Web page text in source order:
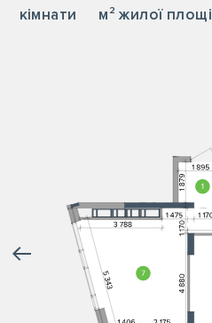
кiмнати м² жилої площі